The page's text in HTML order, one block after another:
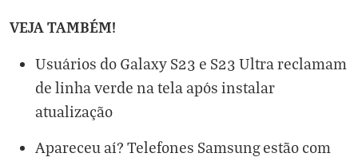
VEJA TAMBÉM!
Usuários do Galaxy S23 e S23 Ultra reclamam
de linha verde na tela após instalar
atualização
Apareceu aí? Telefones Samsung estão com